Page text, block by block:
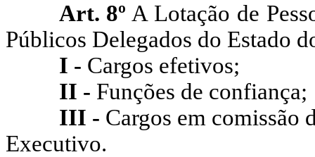
Art. 8º A Lotação de
Públicos Delegados do Estado
I - Cargos efetivos;
II - Funções de confiança;
III - Cargos em comissão
Executivo.